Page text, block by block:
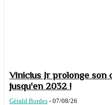
Vinicius Jr prolonge son
jusqu'en 2032 !
Gérald Bordes - 07/08/26